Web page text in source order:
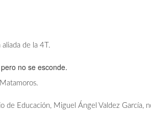
de la 4T.
no se esconde.
de Educación, Miguel Ángel Valdez García,